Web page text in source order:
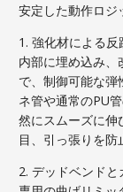
安定した動作ロジ
1. 強化材による
内部に埋め込み、
で、制御可能な
ネ管や通常のPU
然にスムーズに伸
目、引っ張りを防
2. デッドベンド